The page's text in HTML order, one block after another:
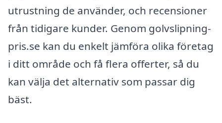
utrustning de använder, och recensioner
från tidigare kunder. Genom golvslipning-
pris.se kan du enkelt jämföra olika företag
i ditt område och få flera offerter, så du
kan välja det alternativ som passar dig
bäst.